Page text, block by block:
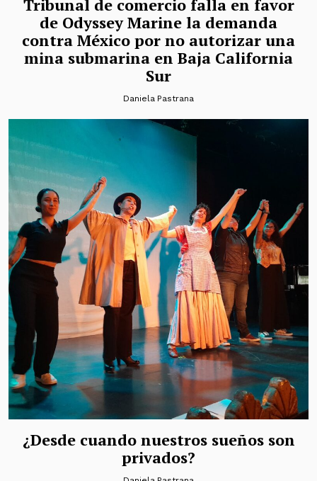
Tribunal de comercio falla en favor
de Odyssey Marine la demanda
contra México por no autorizar una
mina submarina en Baja California
Sur
Daniela Pastrana
¿Desde cuando nuestros sueños son
privados?